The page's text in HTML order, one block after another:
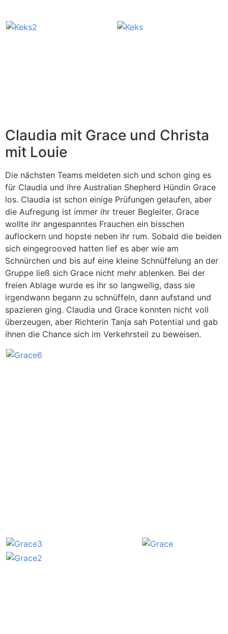
Claudia mit Grace und Christa
mit Louie
Die nächsten Teams meldeten sich und schon ging es
für Claudia und ihre Australian Shepherd Hündin Grace
los. Claudia ist schon einige Prüfungen gelaufen, aber
die Aufregung ist immer ihr treuer Begleiter. Grace
wollte ihr angespanntes Frauchen ein bisschen
auflockern und hopste neben ihr rum. Sobald die beiden
sich eingegrooved hatten lief es aber wie am
Schnürchen und bis auf eine kleine Schnüffelung an der
Gruppe ließ sich Grace nicht mehr ablenken. Bei der
freien Ablage wurde es ihr so langweilig, dass sie
irgendwann begann zu schnüffeln, dann aufstand und
spazieren ging. Claudia und Grace konnten nicht voll
überzeugen, aber Richterin Tanja sah Potential und gab
ihnen die Chance sich im Verkehrsteil zu beweisen.